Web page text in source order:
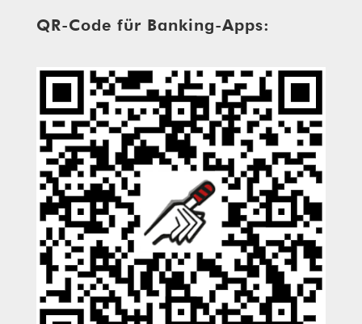
QR-Code für Banking-Apps: